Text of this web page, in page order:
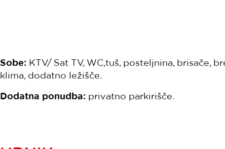
Sobe: KTV/ Sat TV, WC,tuš, posteljnina, brisače,
klima, dodatno ležišče.
Dodatna ponudba: privatno parkirišče.